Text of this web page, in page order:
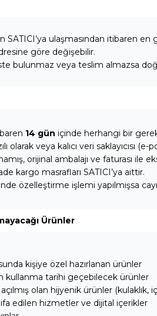
SATICI’ya ulaşmasından itibaren en
göre değişebilir.
bulunmaz veya teslim almazsa
14 gün içinde herhangi bir
olarak veya kalıcı veri saklayıcısı (e-
orijinal ambalajı ve faturası ile
kargo masrafları SATICI’ya aittir.
özelleştirme işlemi yapılmışsa
Ürünler
kişiye özel hazırlanan ürünler
kullanma tarihi geçebilecek ürünler
olan hijyenik ürünler
edilen hizmetler ve dijital içerikler